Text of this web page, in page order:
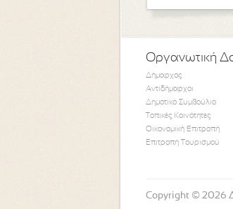
Οργανωτική
Δήμαρχος
Αντιδήμαρχοι
Δημοτικό Συμβούλιο
Τοπικές Κοινότητες
Οικονομική Επιτροπή
Επιτροπή Τουρισμού
Copyright © 2026